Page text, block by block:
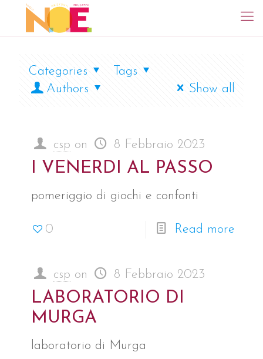
Categories
Tags
Authors
Show all
csp on 8 Febbraio 2023
I VENERDI AL PASSO
pomeriggio di giochi e confonti
0 Read more
csp on 8 Febbraio 2023
LABORATORIO DI
MURGA
laboratorio di Murga